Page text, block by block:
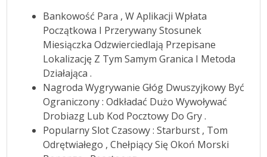
Bankowość Para , W Aplikacji Wpłata
Początkowa I Przerywany Stosunek
Miesiączka Odzwierciedlają Przepisane
Lokalizację Z Tym Samym Granica I Metoda
Działająca .
Nagroda Wygrywanie Głóg Dwuszyjkowy Być
Ograniczony : Odkładać Dużo Wywoływać
Drobiazg Lub Kod Pocztowy Do Gry .
Popularny Slot Czasowy : Starburst , Tom
Odrętwiałego , Chełpiący Się Okoń Morski